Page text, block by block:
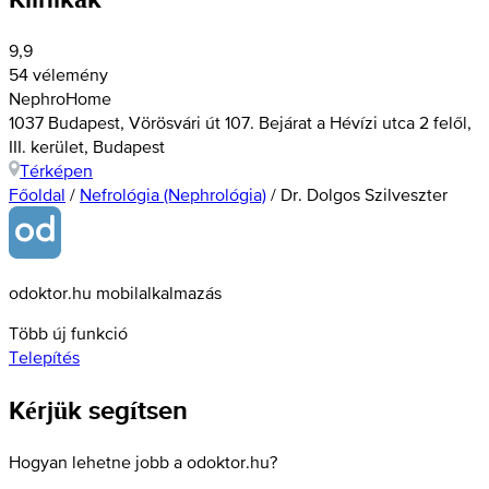
9,9
54 vélemény
NephroHome
1037 Budapest, Vörösvári út 107. Bejárat a Hévízi utca 2 felől,
III. kerület, Budapest
Térképen
Főoldal / Nefrológia (Nephrológia) / Dr. Dolgos Szilveszter
odoktor.hu mobilalkalmazás
Több új funkció
Telepítés
Kérjük segítsen
Hogyan lehetne jobb a odoktor.hu?